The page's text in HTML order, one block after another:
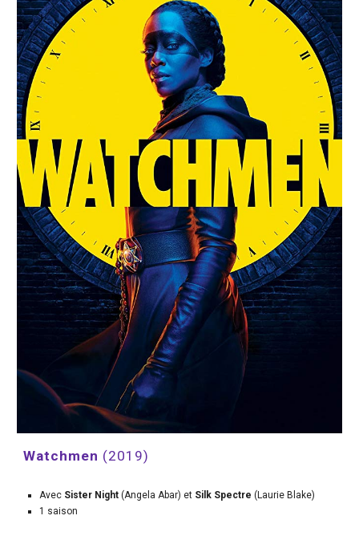
Watchmen (2019)
Avec Sister Night (Angela Abar) et Silk Spectre (Laurie Blake)
1 saison